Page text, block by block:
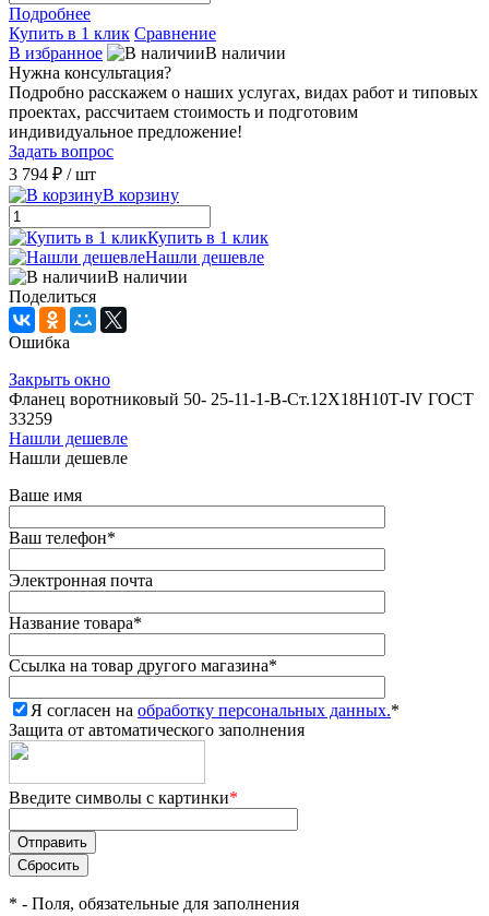
Подробнее
Купить в 1 клик Сравнение
В избранное
В наличии
Нужна консультация?
Подробно расскажем о наших услугах, видах работ и типовых
проектах, рассчитаем стоимость и подготовим
индивидуальное предложение!
Задать вопрос
3 794 ₽ / шт
В корзину
Купить в 1 клик
Нашли дешевле
В наличии
Поделиться
Ошибка
Закрыть окно
Фланец воротниковый 50- 25-11-1-B-Ст.12Х18Н10Т-IV ГОСТ
33259
Нашли дешевле
Нашли дешевле
Ваше имя
Ваш телефон*
Электронная почта
Название товара*
Ссылка на товар другого магазина*
Я согласен на обработку персональных данных.*
Защита от автоматического заполнения
Введите символы с картинки*
* - Поля, обязательные для заполнения